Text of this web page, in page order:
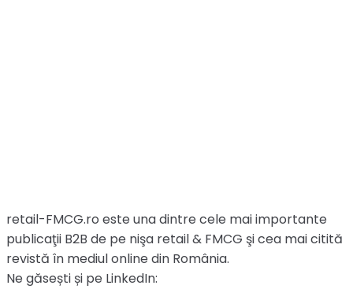
retail-FMCG.ro este una dintre cele mai importante
publicaţii B2B de pe nişa retail & FMCG şi cea mai citită
revistă în mediul online din România.
Ne găsești și pe LinkedIn: